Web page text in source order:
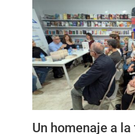
Un homenaje a